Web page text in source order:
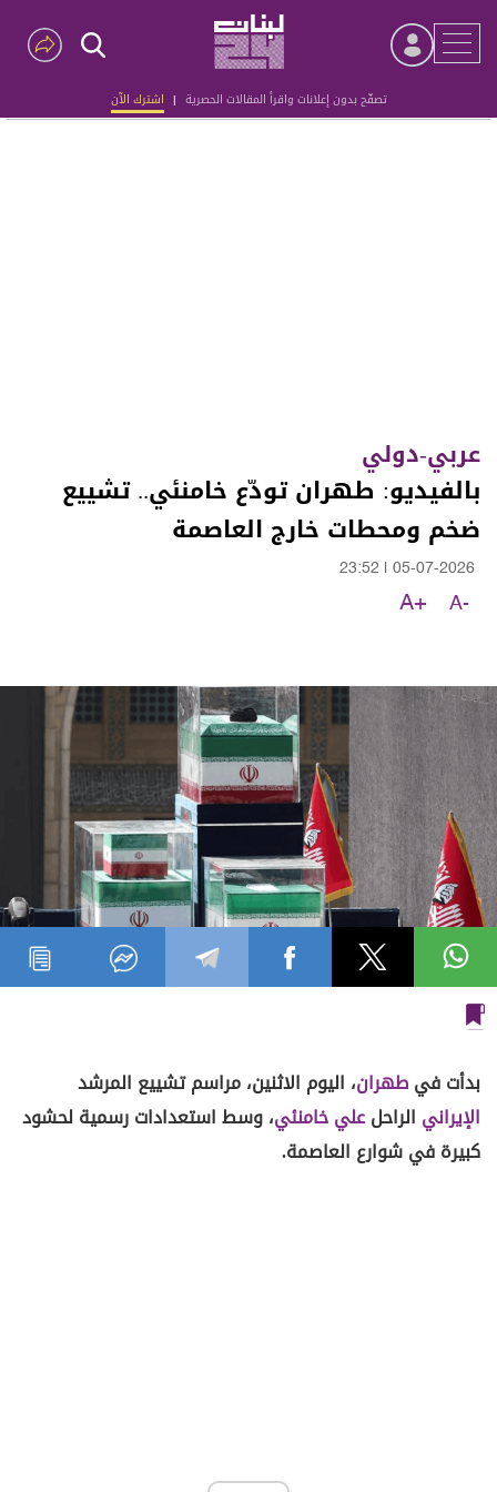
تصفّح بدون إعلانات واقرأ المقالات الحصرية | اشترك الآن
Advertisement
عربي-دولي
بالفيديو: طهران تودّع خامنئي.. تشييع
ضخم ومحطات خارج العاصمة
05-07-2026
23:52
A-
A+
بدأت فيطهران، اليوم الاثنين، مراسم تشييع المرشد
الإيراني الراحلعلي خامنئي، وسط استعدادات رسمية لحشود
كبيرة في شوارع العاصمة.